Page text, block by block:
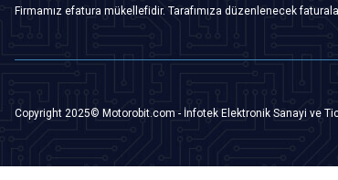
Firmamız efatura mükellefidir. Tarafımıza düzenlenecek
Copyright 2025© Motorobit.com - İnfotek Elektronik Sanayi ve